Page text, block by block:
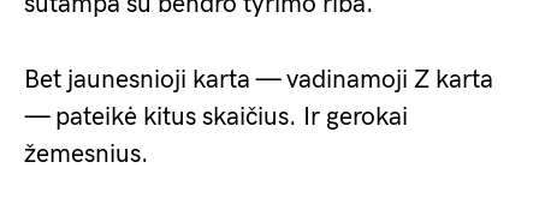
Bet jaunesnioji karta — vadinamoji Z karta
— pateikė kitus skaičius. Ir gerokai
žemesnius.